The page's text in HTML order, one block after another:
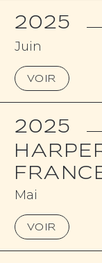
2025
Juin
VOIR
2025
Mai
VOIR